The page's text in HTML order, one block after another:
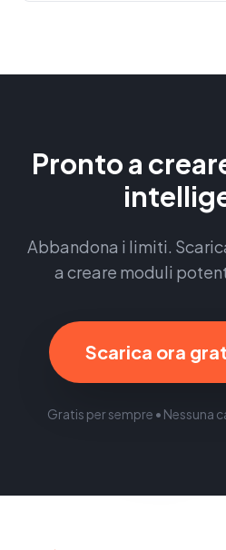
Pronto a
Abbandona i limiti.
a creare moduli
Scarica ora
Gratis per sempre • Nessuna